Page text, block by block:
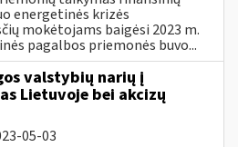
energetinės krizės
mokėtojams baigėsi 2023 m.
pagalbos priemonės buvo...
valstybių narių į
Lietuvoje bei akcizų
05-03